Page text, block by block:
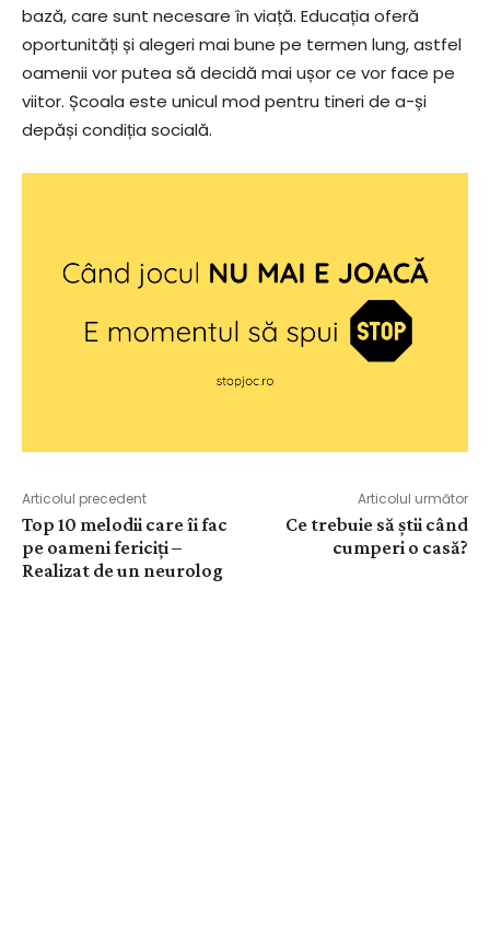
bază, care sunt necesare în viață. Educația oferă
oportunități și alegeri mai bune pe termen lung, astfel
oamenii vor putea să decidă mai ușor ce vor face pe
viitor. Școala este unicul mod pentru tineri de a-și
depăși condiția socială.
Articolul precedent
Top 10 melodii care îi fac
pe oameni fericiți –
Realizat de un neurolog
Articolul următor
Ce trebuie să știi când
cumperi o casă?